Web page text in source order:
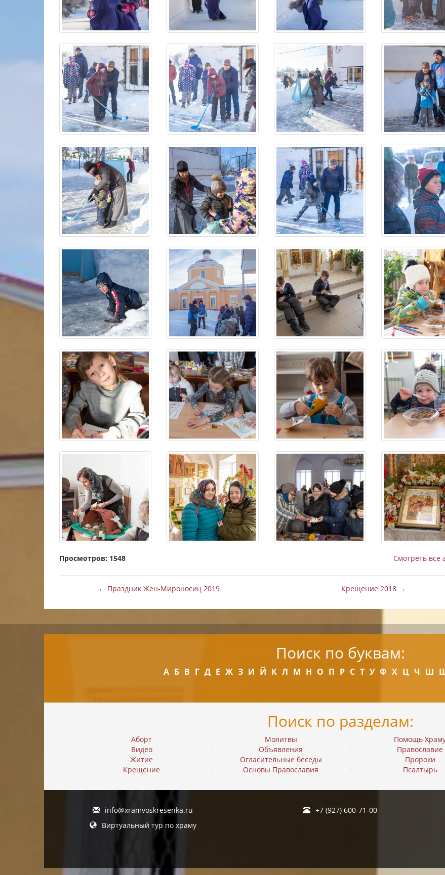
Просмотров: 1548 Смотреть все
← Праздник Жен-Мироносиц 2019 Крещение 2018 →
Поиск по буквам:
А Б В Г Д Е Ж З И Й К Л М Н О П Р С Т У Ф Х Ц Ч Ш
Поиск по разделам:
Аборт
Видео
Житие
Крещение
Молитвы
Объявления
Огласительные беседы
Основы Православия
Помощь
Православие
Пророки
Псалтырь
info@xramvoskresenka.ru
Виртуальный тур по храму
+7 (927) 600-71-00